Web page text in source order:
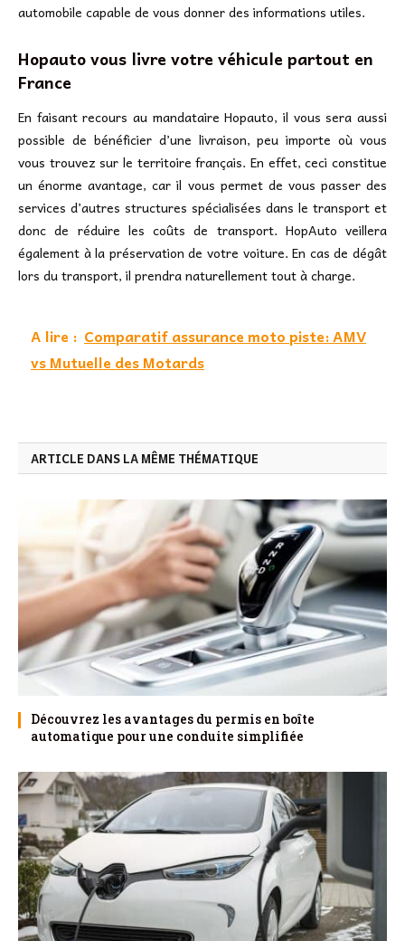
automobile capable de vous donner des informations utiles.
Hopauto vous livre votre véhicule partout en
France
En faisant recours au mandataire Hopauto, il vous sera aussi
possible de bénéficier d’une livraison, peu importe où vous
vous trouvez sur le territoire français. En effet, ceci constitue
un énorme avantage, car il vous permet de vous passer des
services d’autres structures spécialisées dans le transport et
donc de réduire les coûts de transport. HopAuto veillera
également à la préservation de votre voiture. En cas de dégât
lors du transport, il prendra naturellement tout à charge.
A lire : Comparatif assurance moto piste: AMV
vs Mutuelle des Motards
ARTICLE DANS LA MÊME THÉMATIQUE
Découvrez les avantages du permis en boîte
automatique pour une conduite simplifiée